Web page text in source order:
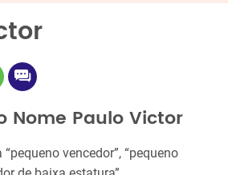
Nome Paulo Victor
vencedor”, “pequeno